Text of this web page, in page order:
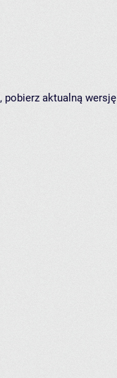
pobierz aktualną wersję